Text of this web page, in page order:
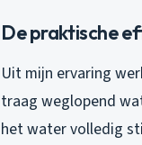
De praktische
Uit mijn ervaring
traag weglopend
het water volledig